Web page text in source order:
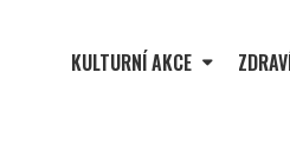
KULTURNÍ AKCE